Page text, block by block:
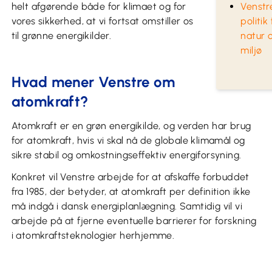
politik
natur
miljø
helt afgørende både for klimaet og for
vores sikkerhed, at vi fortsat omstiller os
til grønne energikilder.
Hvad mener Venstre om
atomkraft?
Atomkraft er en grøn energikilde, og verden har brug
for atomkraft, hvis vi skal nå de globale klimamål og
sikre stabil og omkostningseffektiv energiforsyning.
Konkret vil Venstre arbejde for at afskaffe forbuddet
fra 1985, der betyder, at atomkraft per definition ikke
må indgå i dansk energiplanlægning. Samtidig vil vi
arbejde på at fjerne eventuelle barrierer for forskning
i atomkraftsteknologier herhjemme.